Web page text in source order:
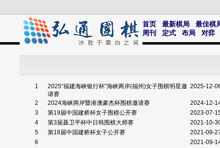
首页 最新棋局
最佳棋
周刊
定式 布局 对弈
1
2025“福建海峡银行杯”海峡两岸(福州)女子围棋明星邀
请赛
2025-12-
2 2024海峡两岸暨港澳豪杰杯围棋邀请赛
2024-12-
3
第19届中国建桥杯女子围棋公开赛
2023-07-
4
第3届聂卫平杯中日韩围棋大师赛
2021-10-
5
第18届中国建桥杯女子公开赛
2021-09-
6
2021-09-